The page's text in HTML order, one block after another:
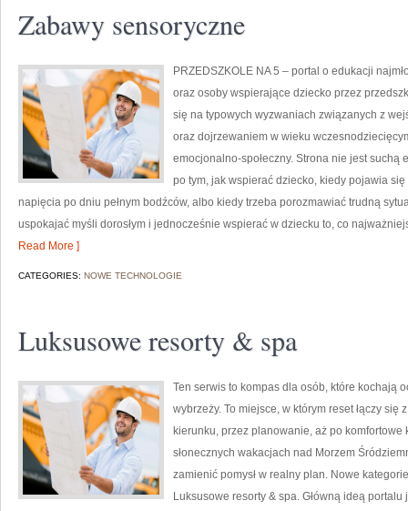
Zabawy sensoryczne
PRZEDSZKOLE NA 5 – portal o edukacji
oraz osoby wspierające dziecko przez
się na typowych wyzwaniach związanych z
oraz dojrzewaniem w wieku
emocjonalno-społeczny. Strona nie jest
po tym, jak wspierać dziecko, kiedy pojawia
napięcia po dniu pełnym bodźców, albo kiedy trzeba porozmawiać trudną
uspokajać myśli dorosłym i jednocześnie wspierać w dziecku to, co
Read More ]
CATEGORIES: NOWE TECHNOLOGIE
Luksusowe resorty & spa
Ten serwis to kompas dla osób, które kochają
wybrzeży. To miejsce, w którym reset łączy
kierunku, przez planowanie, aż po komfortowe
słonecznych wakacjach nad Morzem
zamienić pomysł w realny plan. Nowe
Luksusowe resorty & spa. Główną ideą